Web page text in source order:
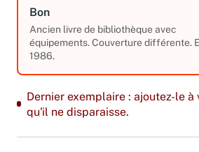
Bon
Ancien livre de bibliothèque avec
équipements. Couverture différente.
1986.
Dernier exemplaire : ajoutez-le
qu'il ne disparaisse.